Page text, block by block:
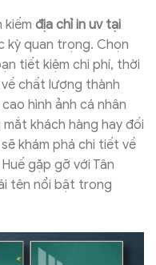
kiếm địa chỉ in uv tại
kỳ quan trọng. Chọn
tiết kiệm chi phí, thời
chất lượng thành
hình ảnh cá nhân
khách hàng hay đối
khám phá chi tiết về
gặp gỡ với Tân
tên nổi bật trong